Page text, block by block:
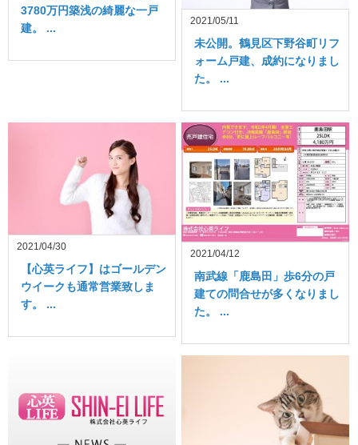
3780万円築浅の綺麗な一戸
建。 ...
2021/05/11
未公開。鶴見区下野谷町リフ
ォーム戸建、成約になりまし
た。 ...
2021/04/30
【心英ライフ】はゴールデン
ウイークも通常営業致しま
す。 ...
2021/04/12
南武線「鹿島田」歩6分の戸
建ての問合せが多くなりまし
た。 ...